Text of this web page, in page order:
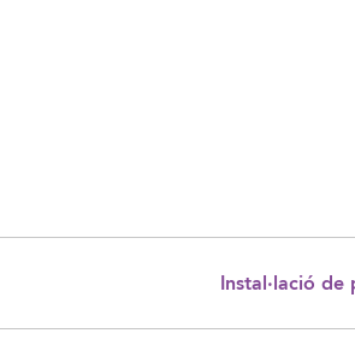
Instal·lació